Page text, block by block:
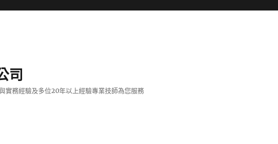
司
實務經驗及多位20年以上經驗專業技師為您服務